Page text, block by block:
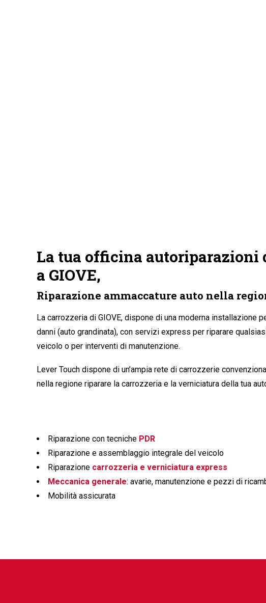
La tua officina autoriparazioni
a GIOVE,
Riparazione ammaccature auto nella
La carrozzeria di GIOVE, dispone di una moderna installazione
danni (auto grandinata), con servizi express per riparare
veicolo o per interventi di manutenzione.
Lever Touch dispone di un’ampia rete di carrozzerie
nella regione riparare la carrozzeria e la verniciatura della tua auto in modo rapido ed
Riparazione con tecniche PDR
Riparazione e assemblaggio integrale del veicolo
Riparazione carrozzeria e verniciatura express
Meccanica generale: avarie, manutenzione e pezzi di
Mobilità assicurata